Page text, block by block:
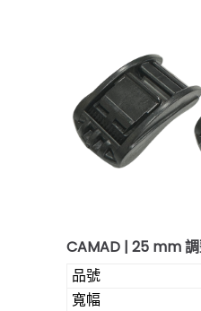
CAMAD | 25 mm
品號
寬幅